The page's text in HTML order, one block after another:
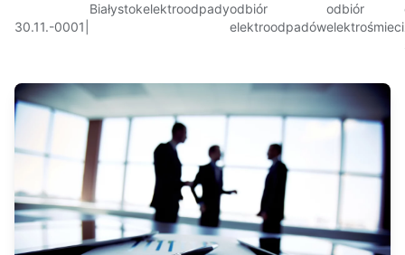
30.11.-0001
Białystokelektroodpadyodbiór
elektroodpadów
odbiór
elektrośmieci